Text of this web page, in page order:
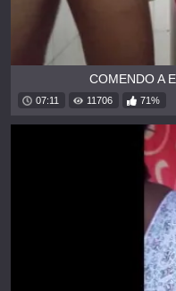
COMENDO A
07:11 11706 71%